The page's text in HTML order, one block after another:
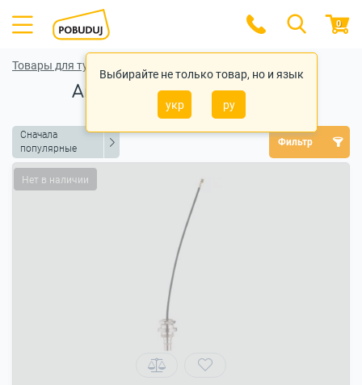
Выбирайте не только товар, но и язык
укр ру
0
Товары для туризма, отдыха и спорта
Аксессуары для дронов
Сначала
популярные
Фильтр
Нет в наличии